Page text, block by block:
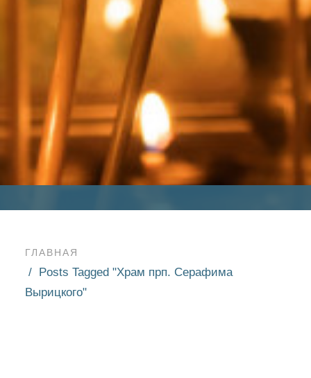
ГЛАВНАЯ
Posts Tagged "Храм прп. Серафима
Вырицкого"